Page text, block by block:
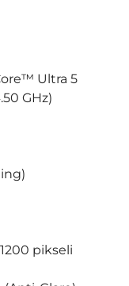
Ultra 5
GHz)
pikseli